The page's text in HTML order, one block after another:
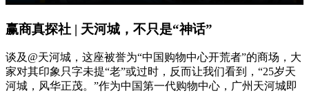
赢商真探社 | 天河城，不只是“神话”
谈及@天河城，这座被誉为“中国购物中心开荒者”的商场，大
家对其印象只字未提“老”或过时，反而让我们看到，“25岁天
河城，风华正茂。”作为中国第一代购物中心，广州天河城即